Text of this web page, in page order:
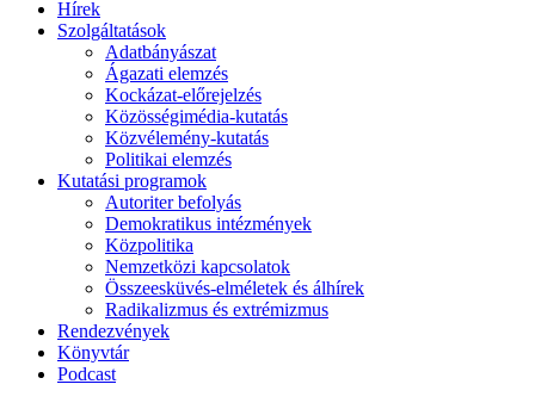
Hírek
Szolgáltatások
Adatbányászat
Ágazati elemzés
Kockázat-előrejelzés
Közösségimédia-kutatás
Közvélemény-kutatás
Politikai elemzés
Kutatási programok
Autoriter befolyás
Demokratikus intézmények
Közpolitika
Nemzetközi kapcsolatok
Összeesküvés-elméletek és álhírek
Radikalizmus és extrémizmus
Rendezvények
Könyvtár
Podcast